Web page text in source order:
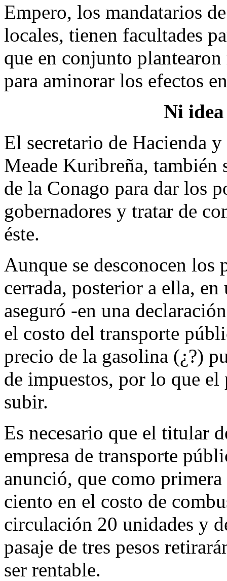
Empero, los mandatarios
locales, tienen facultades
que en conjunto
para aminorar los efectos
Ni idea
El secretario de Hacienda
Meade Kuribreña, también
de la Conago para dar los
gobernadores y tratar de
éste.
Aunque se desconocen los
cerrada, posterior a ella,
aseguró -en una
el costo del transporte
precio de la gasolina (¿?)
de impuestos, por lo que
subir.
Es necesario que el titular
empresa de transporte
anunció, que como
ciento en el costo de
circulación 20 unidades y
pasaje de tres pesos
ser rentable.